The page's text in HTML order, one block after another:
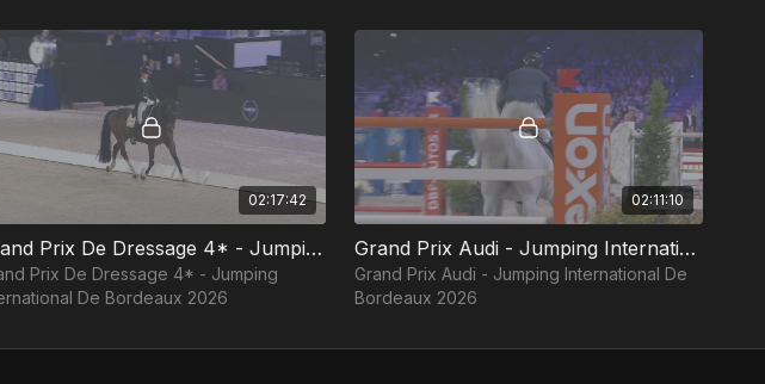
02:17:42
Grand Prix De Dressage 4* - Jumping International De Bordeaux 2026
Prix De Dressage 4* - Jumping
De Bordeaux 2026
02:11:10
Grand Prix Audi - Jumping International De Bordeaux 2026
Grand Prix Audi - Jumping International De
Bordeaux 2026